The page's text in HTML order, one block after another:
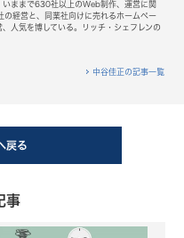
いままで630社以上のWeb制作、運営に関
の経営と、同業社向けに売れるホームペー
人気を博している。リッチ・シェフレンの
中谷佳正の記事一覧
戻る
事